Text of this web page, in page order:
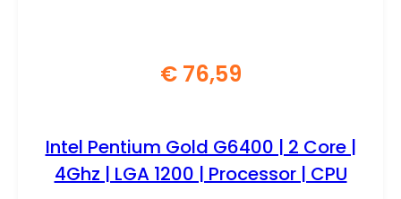
€76,59
Intel Pentium Gold G6400 | 2 Core |
4Ghz | LGA 1200 | Processor | CPU